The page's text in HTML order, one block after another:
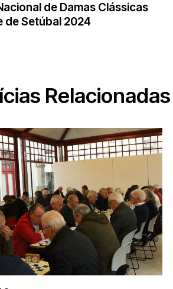
de Damas Clássicas
de Setúbal 2024
Relacionadas